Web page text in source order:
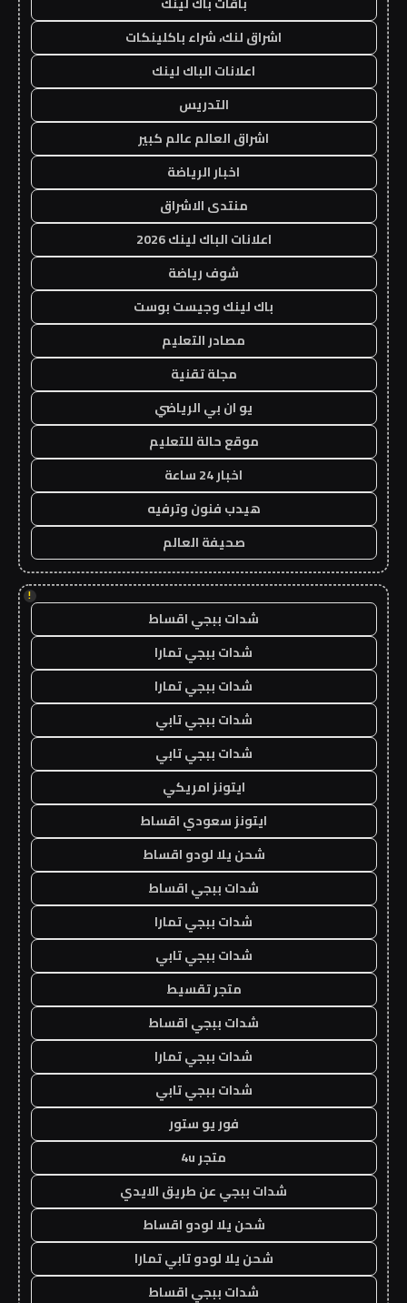
اشراق لنك، شراء باكلينكات
اعلانات الباك لينك
التدريس
اشراق العالم عالم كبير
اخبار الرياضة
منتدى الاشراق
اعلانات الباك لينك 2026
شوف رياضة
باك لينك وجيست بوست
مصادر التعليم
مجلة تقنية
يو ان بي الرياضي
موقع حالة للتعليم
اخبار 24 ساعة
هيدب فنون وترفيه
صحيفة العالم
!
شدات ببجي اقساط
شدات ببجي تمارا
شدات ببجي تمارا
شدات ببجي تابي
شدات ببجي تابي
ايتونز امريكي
ايتونز سعودي اقساط
شحن يلا لودو اقساط
شدات ببجي اقساط
شدات ببجي تمارا
شدات ببجي تابي
متجر تقسيط
شدات ببجي اقساط
شدات ببجي تمارا
شدات ببجي تابي
فور يو ستور
متجر 4u
شدات ببجي عن طريق الايدي
شحن يلا لودو اقساط
شحن يلا لودو تابي تمارا
شدات ببجي اقساط